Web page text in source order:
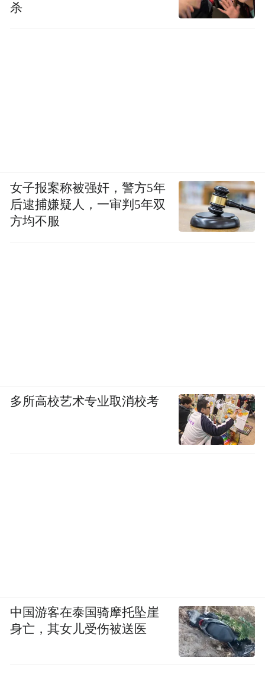
杀
女子报案称被强奸，警方5年
后逮捕嫌疑人，一审判5年双
方均不服
多所高校艺术专业取消校考
中国游客在泰国骑摩托坠崖
身亡，其女儿受伤被送医